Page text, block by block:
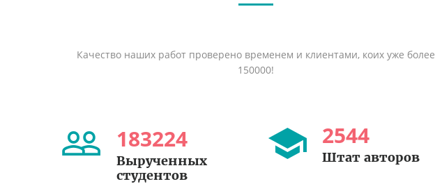
Качество наших работ проверено временем и клиентами, коих уже более
150000!
183224
Вырученных
студентов
2544
Штат авторов